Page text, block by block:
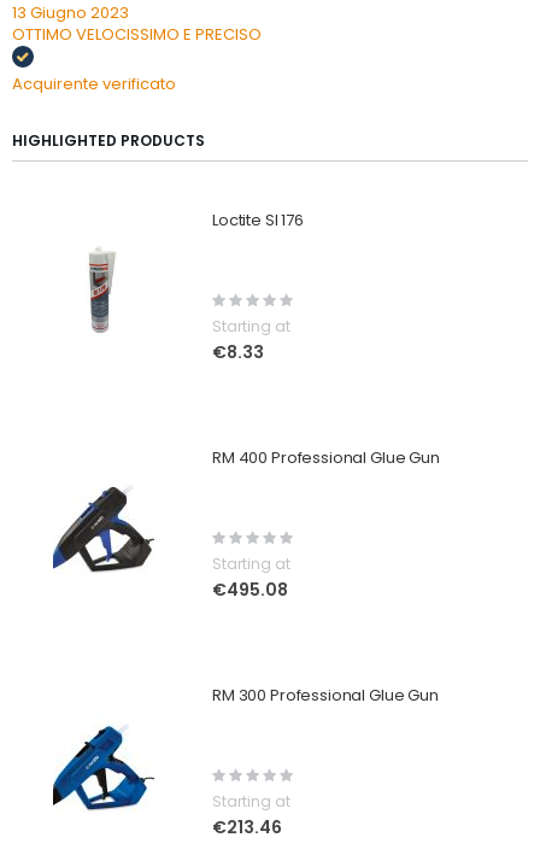
13 Giugno 2023
OTTIMO VELOCISSIMO E PRECISO
Acquirente verificato
HIGHLIGHTED PRODUCTS
Loctite SI 176
Rating:
0%
Starting at
€8.33
RM 400 Professional Glue Gun
Rating:
0%
Starting at
€495.08
RM 300 Professional Glue Gun
Rating:
0%
Starting at
€213.46